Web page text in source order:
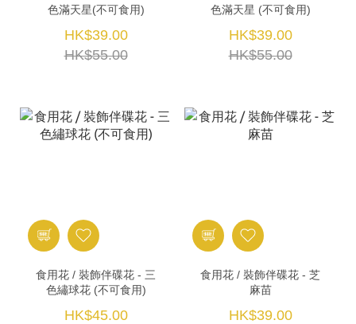
色滿天星(不可食用)
HK$39.00
HK$55.00
色滿天星 (不可食用)
HK$39.00
HK$55.00
食用花 / 裝飾伴碟花 - 三
色繡球花 (不可食用)
HK$45.00
食用花 / 裝飾伴碟花 - 芝
麻苗
HK$39.00